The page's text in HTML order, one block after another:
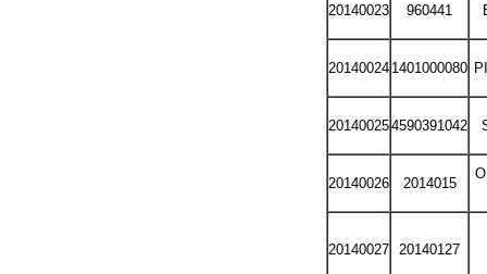
20140023 960441
20140024 1401000080
201400254590391042
20140026 2014015
20140027
20140127